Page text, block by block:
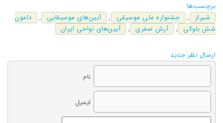
برچسب‌ها
شیراز
, جشنواره ملی موسیقی , آیین‌های موسیقایی ,
دامون
شش بلوکی
, آرش صفری , آیین‌های نواحی ایران
ارسال نظر جدید
نام
ایمیل